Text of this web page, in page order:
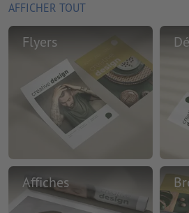
AFFICHER TOUT
Flyers
Affiches